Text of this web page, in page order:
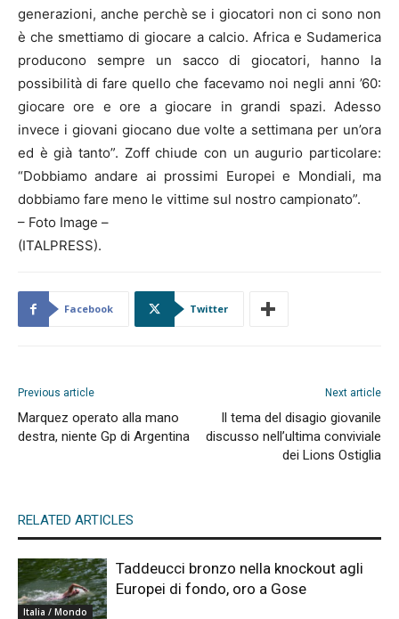
generazioni, anche perchè se i giocatori non ci sono non
è che smettiamo di giocare a calcio. Africa e Sudamerica
producono sempre un sacco di giocatori, hanno la
possibilità di fare quello che facevamo noi negli anni ’60:
giocare ore e ore a giocare in grandi spazi. Adesso
invece i giovani giocano due volte a settimana per un’ora
ed è già tanto”. Zoff chiude con un augurio particolare:
“Dobbiamo andare ai prossimi Europei e Mondiali, ma
dobbiamo fare meno le vittime sul nostro campionato”.
– Foto Image –
(ITALPRESS).
Facebook Twitter
Previous article
Marquez operato alla mano
destra, niente Gp di Argentina
Next article
Il tema del disagio giovanile
discusso nell’ultima conviviale
dei Lions Ostiglia
RELATED ARTICLES
Italia / Mondo
Taddeucci bronzo nella knockout agli
Europei di fondo, oro a Gose